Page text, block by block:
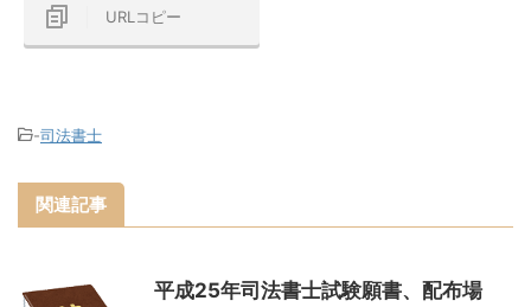
URLコピー
-司法書士
関連記事
平成25年司法書士試験願書、配布場